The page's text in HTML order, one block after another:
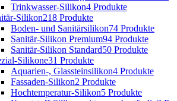
Trinkwasser-Silikon4 Produkte
Silikon218 Produkte
Boden- und Sanitärsilikon74 Produkte
Sanitär-Silikon Premium94 Produkte
Sanitär-Silikon Standard50 Produkte
Silikone31 Produkte
Aquarien-, Glassteinsilikon4 Produkte
Fassaden-Silikon2 Produkte
Hochtemperatur-Silikon5 Produkte